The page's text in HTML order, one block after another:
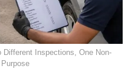
Different Inspections, One Non-